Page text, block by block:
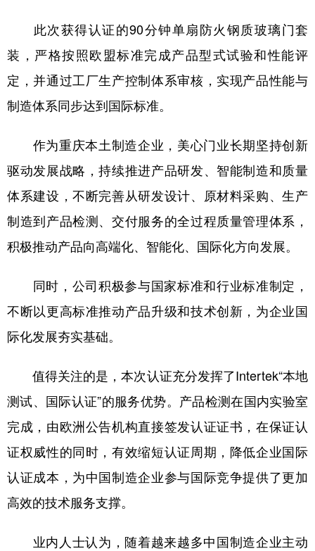
此次获得认证的90分钟单扇防火钢质玻璃门套
装，严格按照欧盟标准完成产品型式试验和性能评
定，并通过工厂生产控制体系审核，实现产品性能与
制造体系同步达到国际标准。
作为重庆本土制造企业，美心门业长期坚持创新
驱动发展战略，持续推进产品研发、智能制造和质量
体系建设，不断完善从研发设计、原材料采购、生产
制造到产品检测、交付服务的全过程质量管理体系，
积极推动产品向高端化、智能化、国际化方向发展。
同时，公司积极参与国家标准和行业标准制定，
不断以更高标准推动产品升级和技术创新，为企业国
际化发展夯实基础。
值得关注的是，本次认证充分发挥了Intertek“本地
测试、国际认证”的服务优势。产品检测在国内实验室
完成，由欧洲公告机构直接签发认证证书，在保证认
证权威性的同时，有效缩短认证周期，降低企业国际
认证成本，为中国制造企业参与国际竞争提供了更加
高效的技术服务支撑。
业内人士认为，随着越来越多中国制造企业主动